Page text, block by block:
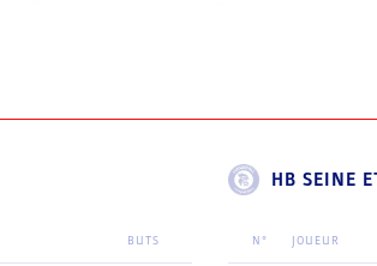
BUTS
HB SEINE
N° JOUEUR